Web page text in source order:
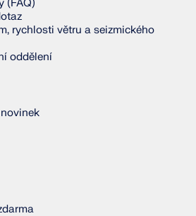
(FAQ)
rychlosti větru a seizmického
oddělení